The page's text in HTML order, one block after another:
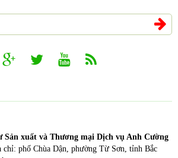
xuất và Thương mại Dịch vụ Anh Cường
chỉ: phố Chùa Dận, phường Từ Sơn, tỉnh Bắc